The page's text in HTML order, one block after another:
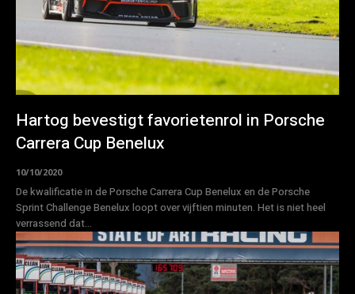
Hartog bevestigt favorietenrol in Porsche
Carrera Cup Benelux
10/10/2020
De kwalificatie in de Porsche Carrera Cup Benelux en de Porsche
Sprint Challenge Benelux loopt over vijftien minuten. Het is niet heel
verrassend dat...